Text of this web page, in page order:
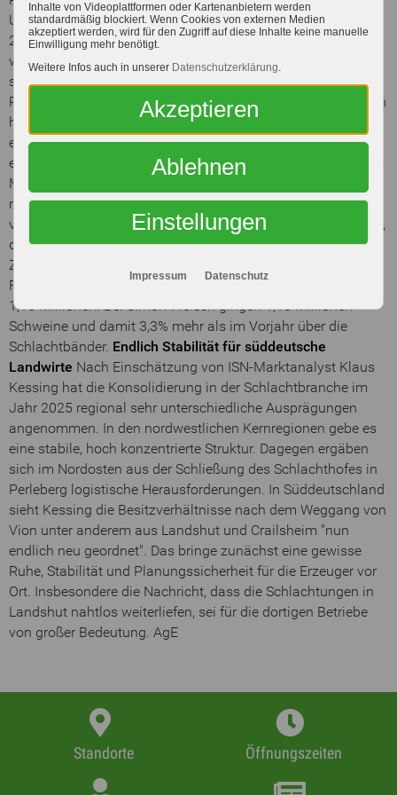
Unternehmen Müller Fleisch, das seine Schlachtzahl um
2,9% auf 1,80 Millionen erhöhte und sich nun auf Platz fünf
wiederfindet. EG Südbayern rückt im Ranking vor
sechs belegt die EG Südbayern, die im vorangegangenen
Ranking noch auf Platz acht gelandet war. Die EG Südbayern
hatte ihre Schlachtzahl 2025 um 14,7% auf 1,65 Millionen
erhöht. Ein Grund war, dass sie ab Sommer 2024 die
ehemaligen Vion-Standorte in Vilshofen und Landshut für 18
Monate geführt hatte. Die weiteren Plätze nehmen Tummel
mit einer bei 1,60 Millionen Schweinen unveränderten Zahl
von Schlachtungen sowie das Unternehmen Steinemann ein,
das mit insgesamt 1,30 Millionen Schweinen rund ein
Zehntel mehr Tiere mehr schlachtete als 2024. Willms
Fleisch steigerte die Zahl seiner Schlachtungen um 7,9% auf
1,15 Millionen. Bei Simon-Fleisch gingen 1,13 Millionen
Schweine und damit 3,3% mehr als im Vorjahr über die
Schlachtbänder. Endlich Stabilität für süddeutsche
Landwirte Nach Einschätzung von ISN-Marktanalyst Klaus
Kessing hat die Konsolidierung in der Schlachtbranche im
Jahr 2025 regional sehr unterschiedliche Ausprägungen
angenommen. In den nordwestlichen Kernregionen gebe es
eine stabile, hoch konzentrierte Struktur. Dagegen ergäben
sich im Nordosten aus der Schließung des Schlachthofes in
Perleberg logistische Herausforderungen. In Süddeutschland
sieht Kessing die Besitzverhältnisse nach dem Weggang von
Vion unter anderem aus Landshut und Crailsheim "nun
endlich neu geordnet". Das bringe zunächst eine gewisse
Ruhe, Stabilität und Planungssicherheit für die Erzeuger vor
Ort. Insbesondere die Nachricht, dass die Schlachtungen in
Landshut nahtlos weiterliefen, sei für die dortigen Betriebe
von großer Bedeutung. AgE
Standorte Öffnungszeiten
Inhalte von Videoplattformen oder Kartenanbietern werden
standardmäßig blockiert. Wenn Cookies von externen Medien
akzeptiert werden, wird für den Zugriff auf diese Inhalte keine manuelle
Einwilligung mehr benötigt.
Weitere Infos auch in unserer Datenschutzerklärung.
Akzeptieren
Ablehnen
Einstellungen
Impressum Datenschutz